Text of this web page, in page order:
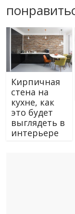
Кирпичная
стена на
кухне, как
это будет
выглядеть в
интерьере